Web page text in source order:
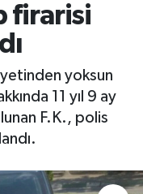
firarisi
yoksun
11 yıl 9 ay
F.K., polis